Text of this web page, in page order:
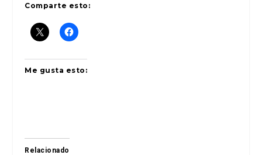
Comparte esto:
Me gusta esto:
Relacionado